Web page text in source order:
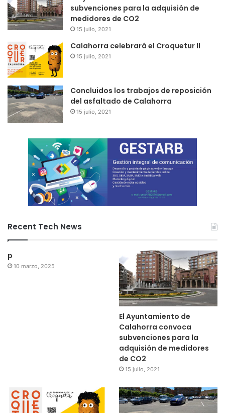
subvenciones para la adquisión de
medidores de CO2
15 julio, 2021
Calahorra celebrará el Croquetur II
15 julio, 2021
Concluidos los trabajos de reposición
del asfaltado de Calahorra
15 julio, 2021
Recent Tech News
p
10 marzo, 2025
El Ayuntamiento de
Calahorra convoca
subvenciones para la
adquisión de medidores
de CO2
15 julio, 2021